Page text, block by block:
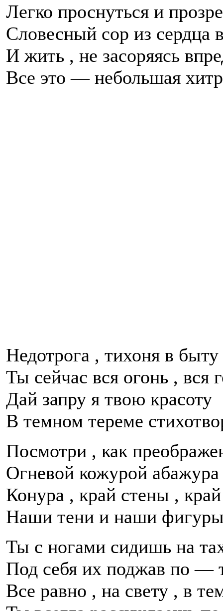
Легко проснуться и
Словесный сор из сердца
И жить , не засоряясь
Все это — небольшая
Недотрога , тихоня в быту
Ты сейчас вся огонь , вся
Дай запру я твою красоту
В темном тереме
Посмотри , как
Огневой кожурой абажура
Конура , край стены ,
Наши тени и наши
Ты с ногами сидишь на
Под себя их поджав по —
Все равно , на свету , в